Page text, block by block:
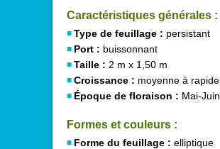
Caractéristiques générales :
Type de feuillage : persistant
Port : buissonnant
Taille : 2 m x 1,50 m
Croissance : moyenne à rapide
Époque de floraison : Mai-Juin
Formes et couleurs :
Forme du feuillage : elliptique